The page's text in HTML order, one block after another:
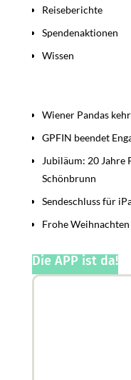
Reiseberichte
Spendenaktionen
Wissen
Wiener Pandas
GPFIN beendet
Jubiläum: 20 Jahre
Schönbrunn
Sendeschluss für
Frohe Weihnachten
Die APP ist da!